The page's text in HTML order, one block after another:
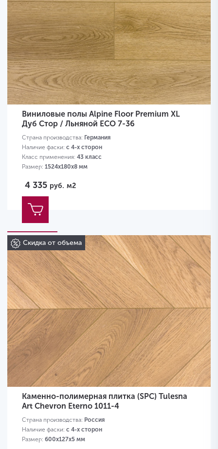
Виниловые полы Alpine Floor Premium XL
Дуб Стор / Льняной ECO 7-36
Страна производства: Германия
Наличие фаски: с 4-х сторон
Класс применения: 43 класс
Размер: 1524х180х8 мм
4 335 руб. м2
Скидка от объема
Каменно-полимерная плитка (SPC) Tulesna
Art Chevron Eterno 1011-4
Страна производства: Россия
Наличие фаски: с 4-х сторон
Размер: 600х127х5 мм